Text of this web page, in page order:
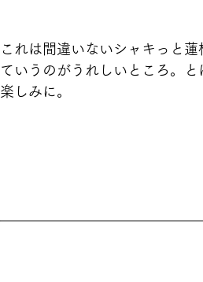
これは間違いないシャキっと
ていうのがうれしいところ。
楽しみに。